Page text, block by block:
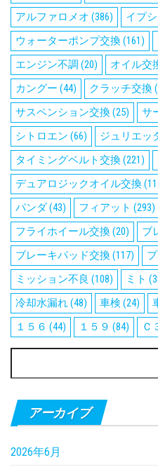
アルファロメオ (386) イプ
ウォーターポンプ交換(161)
エンジン不調 (20) オイル交
カングー (44) クラッチ交換
サスペンション交換(25) サ
シトロエン (66) ジュリエッ
タイミングベルト交換(221)
デュアロジックオイル交換
パンダ(43) フィアット (293)
フライホイール交換(20) ブ
ブレーキパッド交換(117)
ミッション不良 (108) ミト
冷却水漏れ(48) 車検 (24)
１５６ (44) １５９ (84) Ｃ
索:
アーカイブ
2026年6月